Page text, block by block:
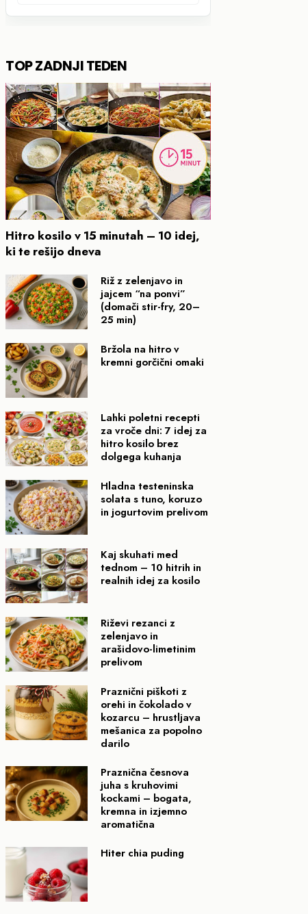
TOP ZADNJI TEDEN
Hitro kosilo v 15 minutah – 10 idej,
ki te rešijo dneva
Riž z zelenjavo in
jajcem “na ponvi”
(domači stir-fry, 20–
25 min)
Bržola na hitro v
kremni gorčični omaki
Lahki poletni recepti
za vroče dni: 7 idej za
hitro kosilo brez
dolgega kuhanja
Hladna testeninska
solata s tuno, koruzo
in jogurtovim prelivom
Kaj skuhati med
tednom – 10 hitrih in
realnih idej za kosilo
Riževi rezanci z
zelenjavo in
arašidovo-limetinim
prelivom
Praznični piškoti z
orehi in čokolado v
kozarcu – hrustljava
mešanica za popolno
darilo
Praznična česnova
juha s kruhovimi
kockami – bogata,
kremna in izjemno
aromatična
Hiter chia puding